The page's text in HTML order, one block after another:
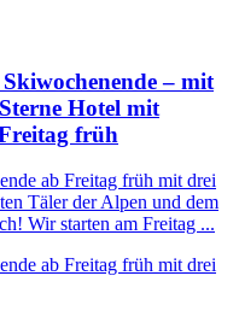
– mit
Hotel mit
früh
ab Freitag früh mit drei
Täler der Alpen und dem
Wir starten am Freitag ...
ab Freitag früh mit drei